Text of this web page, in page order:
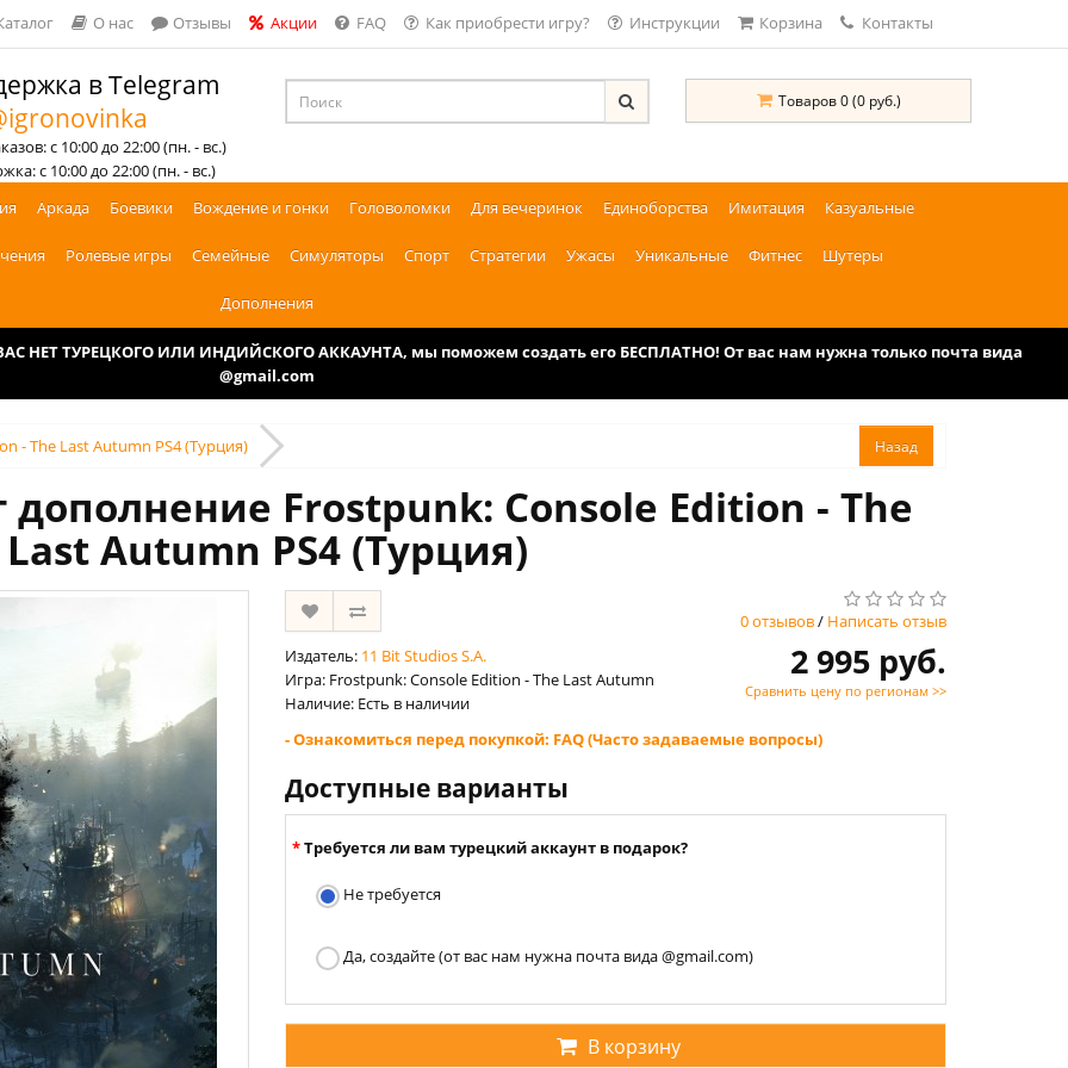
О нас Отзывы Акции FAQ Как приобрести игру? Инструкции Корзина Контакты
в Telegram
с 10:00 до 22:00 (пн. - вс.)
с 10:00 до 22:00 (пн. - вс.)
Товаров 0 (0 руб.)
Аркада Боевики Вождение и гонки Головоломки Для вечеринок Единоборства Имитация Казуальные
Ролевые игры Семейные Симуляторы Спорт Стратегии Ужасы Уникальные Фитнес Шутеры
Дополнения
НЕТ ТУРЕЦКОГО ИЛИ ИНДИЙСКОГО АККАУНТА, мы поможем создать его БЕСПЛАТНО! От вас нам нужна только почта вида
@gmail.com
- The Last Autumn PS4 (Турция)
дополнение Frostpunk: Console Edition - The
Last Autumn PS4 (Турция)
0 отзывов/ Написать отзыв
Издатель: 11 Bit Studios S.A.
Игра: Frostpunk: Console Edition - The Last Autumn
Наличие: Есть в наличии
2 995 руб.
Сравнить цену по регионам >>
- Ознакомиться перед покупкой: FAQ (Часто задаваемые вопросы)
Доступные варианты
Требуется ли вам турецкий аккаунт в подарок?
Не требуется
Да, создайте (от вас нам нужна почта вида @gmail.com)
В корзину